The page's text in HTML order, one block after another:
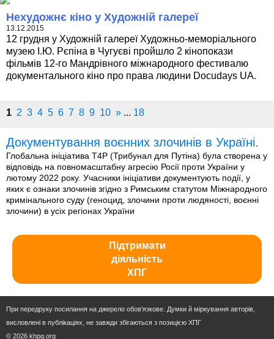
Нехудожнє кіно у Художній галереї
13.12.2015
12 грудня у Художній галереї Художньо-меморіального
музею І.Ю. Рєпіна в Чугуєві пройшло 2 кінопокази
фільмів 12-го Мандрівного міжнародного фестивалю
документального кіно про права людини Docudays UA.
1 2 3 4 5 6 7 8 9 10 » ... 18
Документування воєнних злочинів в Україні.
Глобальна ініціатива T4P (Трибунал для Путіна) була створена у
відповідь на повномасштабну агресію Росії проти України у
лютому 2022 року. Учасники ініціативи документують події, у
яких є ознаки злочинів згідно з Римським статутом Міжнародного
кримінального суду (геноцид, злочини проти людяності, воєнні
злочини) в усіх регіонах України
Підтримати
діяльність
ХПГ
При передруку посилання на джерело обов'язкове. Думки й міркування авторів,
висловлені в публікаціях, не завжди збігаються з позицією ХПГ
© 2026 khpg.org